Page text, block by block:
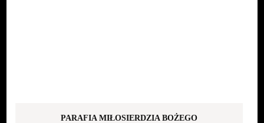
PARAFIA MIŁOSIERDZIA BOŻEGO